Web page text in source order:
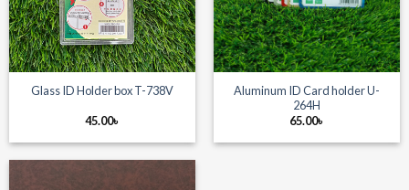
Glass ID Holder box T-738V
45.00৳
Aluminum ID Card holder U-
264H
65.00৳